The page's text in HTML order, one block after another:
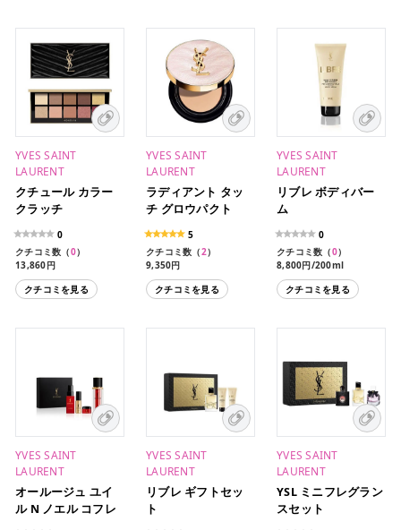
YVES SAINT
LAURENT
クチュール カラー
クラッチ
0
クチコミ数（0）
13,860円
13,860円（限定）
クチコミを見る
YVES SAINT
LAURENT
ラディアント タッ
チ グロウパクト
5
クチコミ数（2）
9,350円
6,270円（レフィル）
10,230円（限定パッケー
クチコミを見る
YVES SAINT
LAURENT
リブレ ボディバー
ム
0
クチコミ数（0）
8,800円/200ml
クチコミを見る
YVES SAINT
LAURENT
オールージュ ユイ
ル N ノエル コフレ
YVES SAINT
LAURENT
リブレ ギフトセッ
ト
YVES SAINT
LAURENT
YSL ミニフレグラン
スセット